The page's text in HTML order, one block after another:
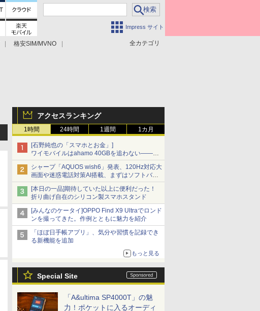
Impress サイト
全カテゴリ
格安SIM/MVNO
アクセスランキング
1時間 24時間 1週間 1カ月
[石野純也の「スマホとお金」]
ワイモバイルはahamo 40GBを追わない――単
身向け「超おトク割」の安さと1年限定の注意
点
シャープ「AQUOS wish6」発表、120Hz対応大
画面や迷惑電話対策AI搭載、まずはソフトバン
クの法人向け
[本日の一品]期待していた以上に便利だった！
折り曲げ自在のシリコン製スマホスタンド
[みんなのケータイ]OPPO Find X9 Ultraでロンド
ンを撮ってきた。作例とともに魅力を紹介
「ほぼ日手帳アプリ」、気分や習慣を記録でき
る新機能を追加
もっと見る
Special Site
「A&ultima SP4000T」の魅
力！ポケットに入るオーディ